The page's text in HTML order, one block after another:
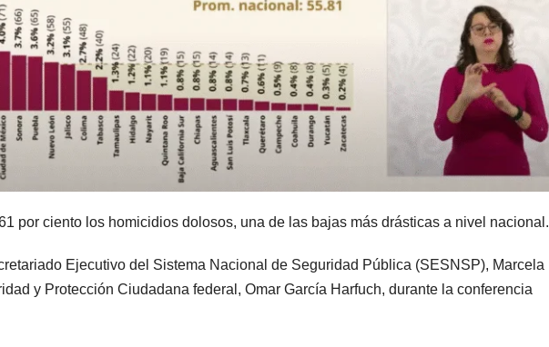
por ciento los homicidios dolosos, una de las bajas más drásticas a nivel nacional.
Ejecutivo del Sistema Nacional de Seguridad Pública (SESNSP), Marcela
y Protección Ciudadana federal, Omar García Harfuch, durante la conferencia